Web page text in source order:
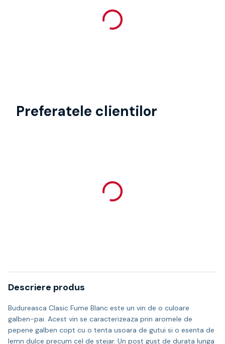
Preferatele clientilor
Descriere produs
Budureasca Clasic Fume Blanc este un vin de o culoare
galben-pai. Acest vin se caracterizeaza prin aromele de
pepene galben copt cu o tenta usoara de gutui si o esenta de
lemn dulce precum cel de stejar. Un post gust de durata lunga